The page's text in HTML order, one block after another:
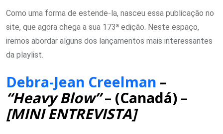
Como uma forma de estende-la, nasceu essa publicação no
site, que agora chega a sua 173ª edição. Neste espaço,
iremos abordar alguns dos lançamentos mais interessantes
da playlist.
Debra-Jean Creelman –
“Heavy Blow”– (Canadá) –
[MINI ENTREVISTA]